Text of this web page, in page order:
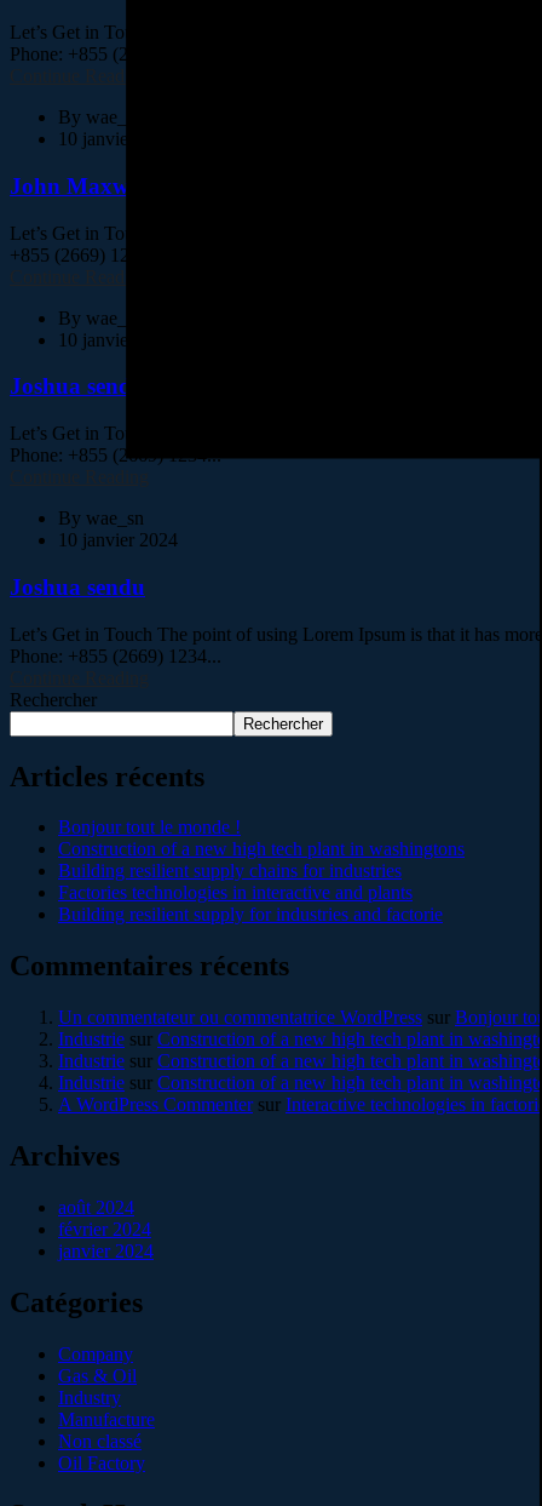
Let’s Get in Touch The point of using Lorem Ipsum is that it has
Phone: +855 (2669) 1234...
By wae_sn
10 janvier 2024
John Maxwell
Let’s Get in Touch The point of using Lorem Ipsum is that it has
+855 (2669) 1234 Biography...
By wae_sn
10 janvier 2024
Joshua sendu
Let’s Get in Touch The point of using Lorem Ipsum is that it has
Phone: +855 (2669) 1234...
By wae_sn
10 janvier 2024
Joshua sendu
Let’s Get in Touch The point of using Lorem Ipsum is that it has
Phone: +855 (2669) 1234...
Rechercher
Rechercher
Articles récents
Bonjour tout le monde !
Construction of a new high tech plant in washingtons
Building resilient supply chains for industries
Factories technologies in interactive and plants
Building resilient supply for industries and factorie
Commentaires récents
Un commentateur ou commentatrice WordPress sur Bonjour
Industrie sur Construction of a new high tech plant in
Industrie sur Construction of a new high tech plant in
Industrie sur Construction of a new high tech plant in
A WordPress Commentersur Interactive technologies in
Archives
août 2024
février 2024
janvier 2024
Catégories
Company
Gas & Oil
Industry
Manufacture
Non classé
Oil Factory